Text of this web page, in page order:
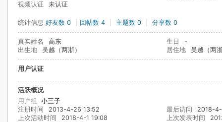
视频认证
未认证
统计信息 好友数 0 回帖数 4 主题数 0 分享数 0
真实姓名 高东 生日
-
出生地
吴越（两浙） 居住地 吴越（两
用户认证
活跃概况
用户组 小三子
注册时间
2013-4-26 13:52 最后访问
2018-
上次活动时间
2018-4-1 19:08 上次发表时间